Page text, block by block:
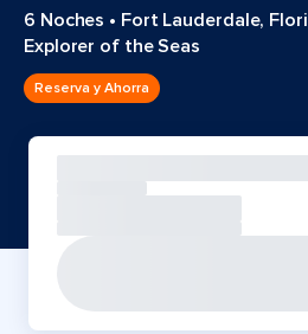
6 Noches • Fort Lauderdale,
Explorer of the Seas
Reserva y Ahorra